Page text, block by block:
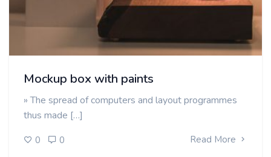
Mockup box with paints
» The spread of computers and layout programmes
thus made […]
0 0 Read More